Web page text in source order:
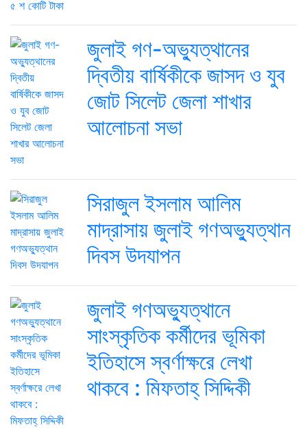
জুলাই গণ-অভ্যুত্থানের
দ্বিতীয় বার্ষিকীকে জাসদ ও যুব
জোট সিলেট জেলা শাখার
আলোচনা সভা
সিরাজুল ইসলাম আলিম
মাদ্রাসায় জুলাই গণঅভ্যুত্থান
দিবস উদযাপন
জুলাই গণঅভ্যুত্থানে
সাংস্কৃতিক কর্মীদের ভূমিকা
ইতিহাসে স্বর্ণাক্ষরে লেখা
থাকবে : মিফতাহ্ সিদ্দিকী